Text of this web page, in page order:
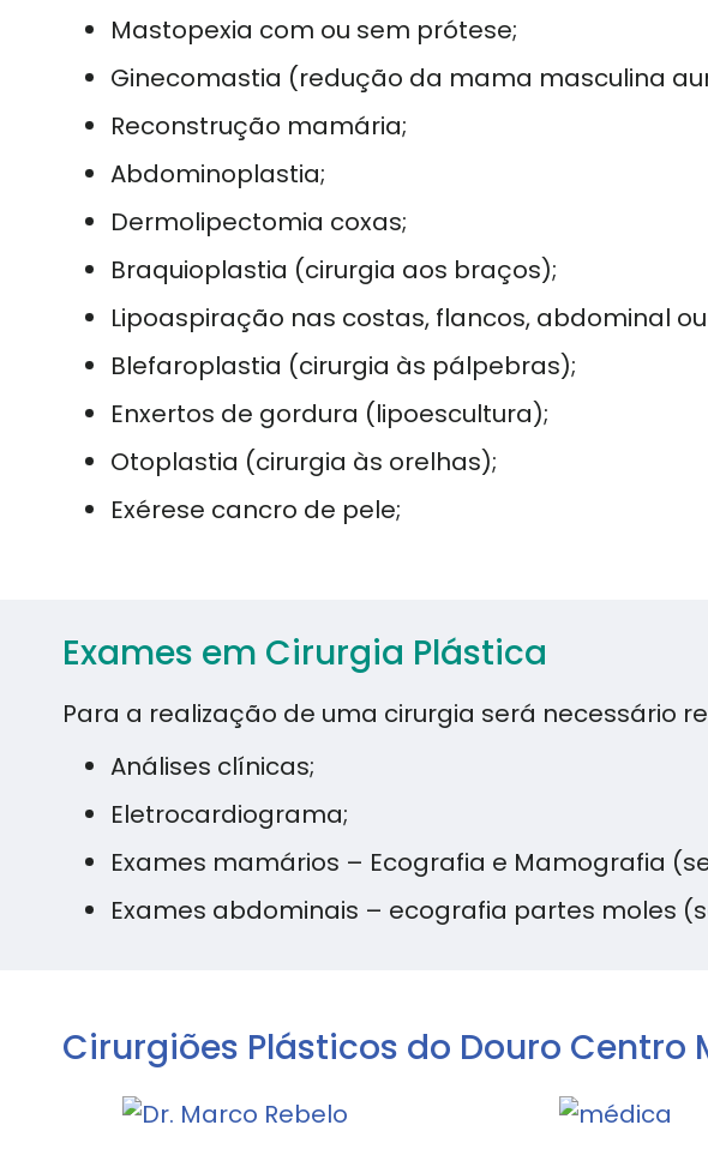
Mastopexia com ou sem prótese;
Ginecomastia (redução da mama masculina
Reconstrução mamária;
Abdominoplastia;
Dermolipectomia coxas;
Braquioplastia (cirurgia aos braços);
Lipoaspiração nas costas, flancos, abdominal
Blefaroplastia (cirurgia às pálpebras);
Enxertos de gordura (lipoescultura);
Otoplastia (cirurgia às orelhas);
Exérese cancro de pele;
Exames em Cirurgia Plástica
Para a realização de uma cirurgia será necessário
Análises clínicas;
Eletrocardiograma;
Exames mamários – Ecografia e Mamografia
Exames abdominais – ecografia partes moles
Cirurgiões Plásticos do Douro Centro